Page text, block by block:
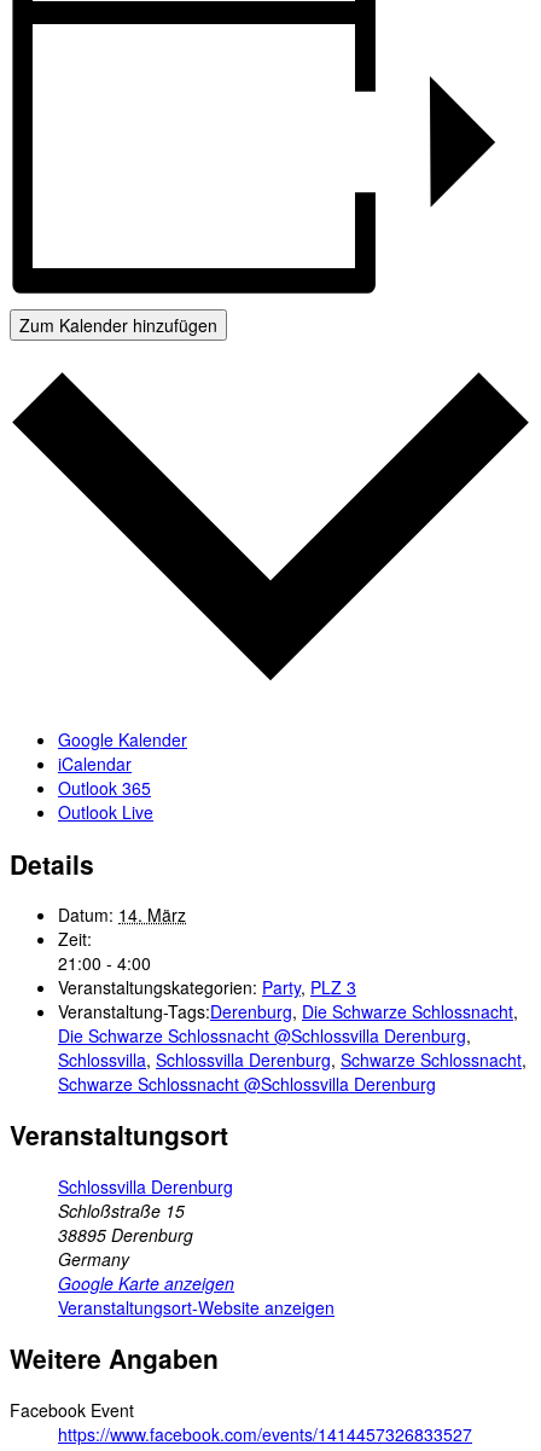
Zum Kalender hinzufügen
Google Kalender
iCalendar
Outlook 365
Outlook Live
Details
Datum: 14. März
Zeit:
21:00 - 4:00
Veranstaltungskategorien: Party, PLZ 3
Veranstaltung-Tags:Derenburg, Die Schwarze Schlossnacht,
Die Schwarze Schlossnacht @Schlossvilla Derenburg,
Schlossvilla, Schlossvilla Derenburg, Schwarze Schlossnacht,
Schwarze Schlossnacht @Schlossvilla Derenburg
Veranstaltungsort
Schlossvilla Derenburg
Schloßstraße 15
38895 Derenburg
Germany
Google Karte anzeigen
Veranstaltungsort-Website anzeigen
Weitere Angaben
Facebook Event
https://www.facebook.com/events/1414457326833527